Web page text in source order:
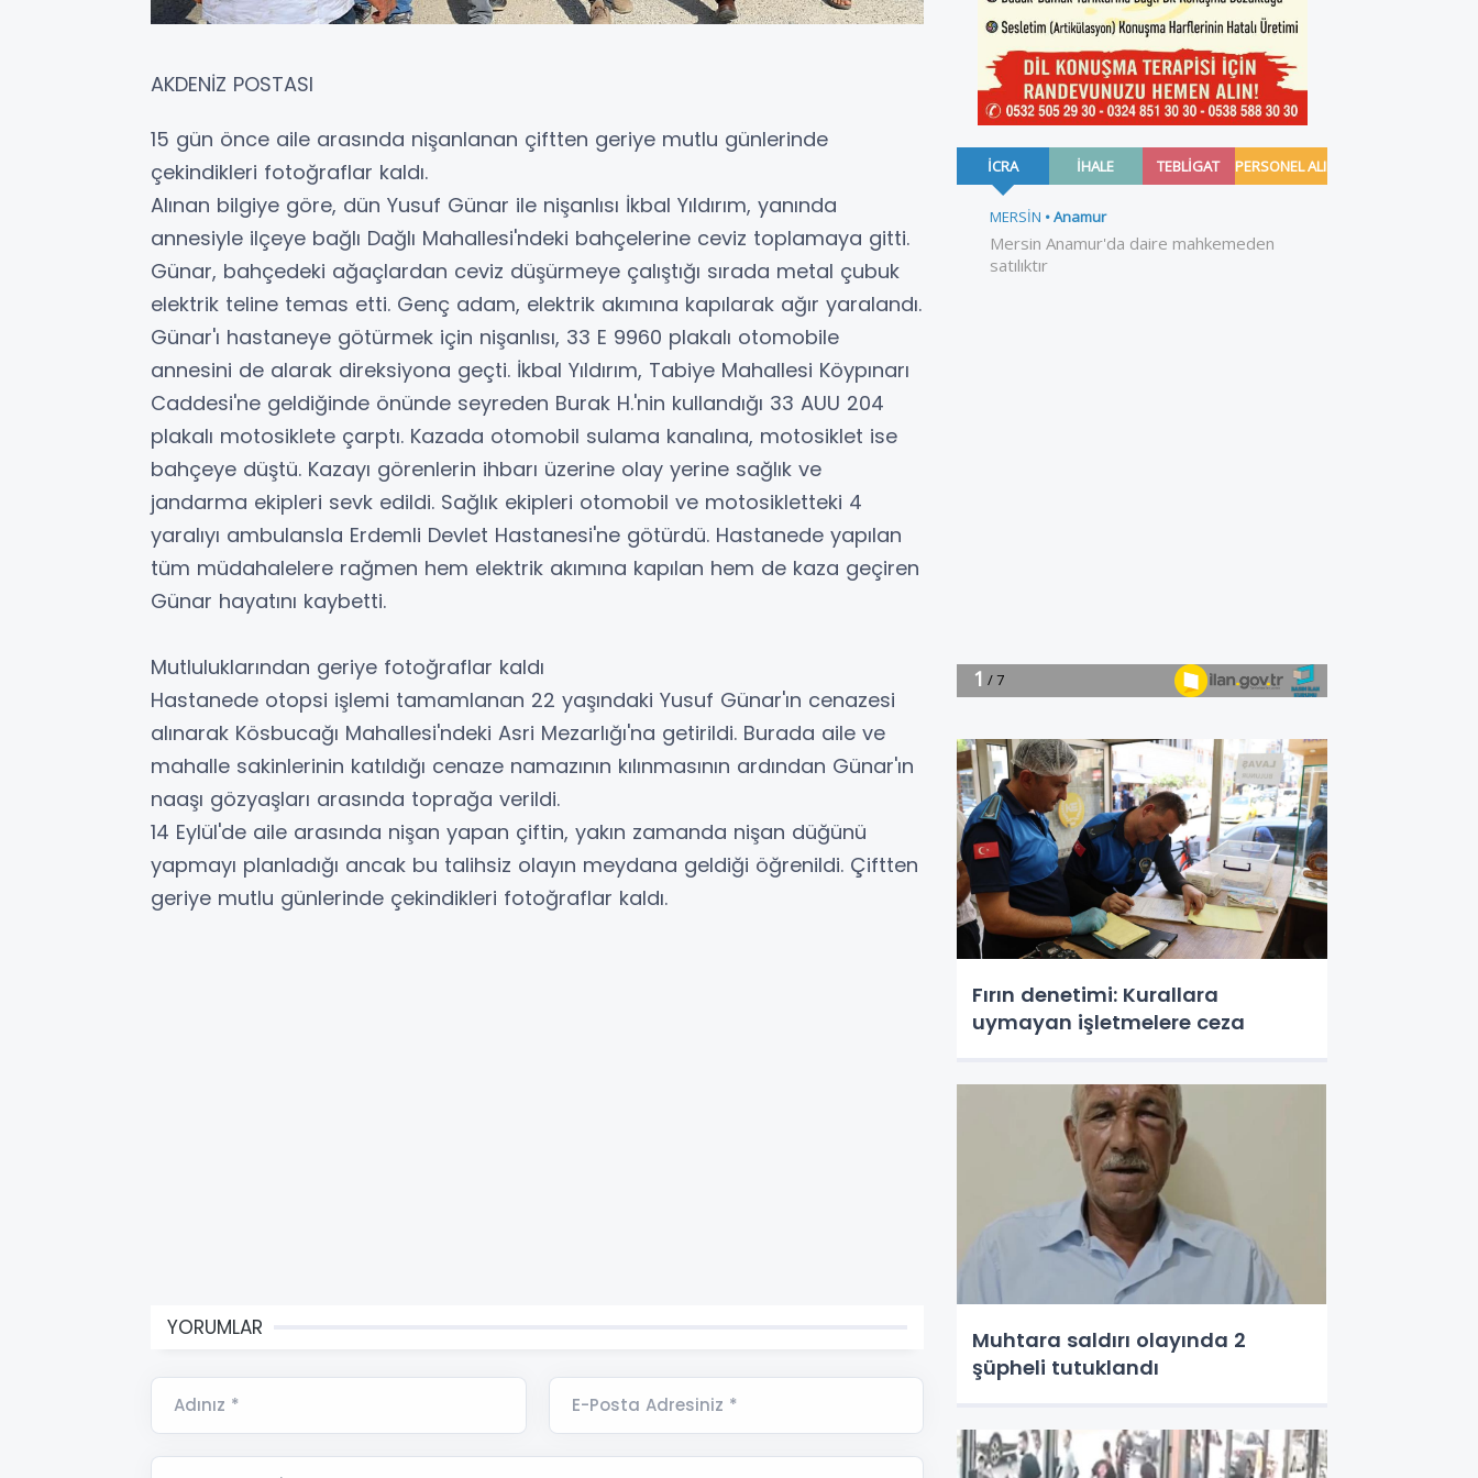
AKDENİZ POSTASI
15 gün önce aile arasında nişanlanan çiftten geriye mutlu günlerinde
çekindikleri fotoğraflar kaldı.
Alınan bilgiye göre, dün Yusuf Günar ile nişanlısı İkbal Yıldırım, yanında
annesiyle ilçeye bağlı Dağlı Mahallesi'ndeki bahçelerine ceviz toplamaya gitti.
Günar, bahçedeki ağaçlardan ceviz düşürmeye çalıştığı sırada metal çubuk
elektrik teline temas etti. Genç adam, elektrik akımına kapılarak ağır yaralandı.
Günar'ı hastaneye götürmek için nişanlısı, 33 E 9960 plakalı otomobile
annesini de alarak direksiyona geçti. İkbal Yıldırım, Tabiye Mahallesi Köypınarı
Caddesi'ne geldiğinde önünde seyreden Burak H.'nin kullandığı 33 AUU 204
plakalı motosiklete çarptı. Kazada otomobil sulama kanalına, motosiklet ise
bahçeye düştü. Kazayı görenlerin ihbarı üzerine olay yerine sağlık ve
jandarma ekipleri sevk edildi. Sağlık ekipleri otomobil ve motosikletteki 4
yaralıyı ambulansla Erdemli Devlet Hastanesi'ne götürdü. Hastanede yapılan
tüm müdahalelere rağmen hem elektrik akımına kapılan hem de kaza geçiren
Günar hayatını kaybetti.
Mutluluklarından geriye fotoğraflar kaldı
Hastanede otopsi işlemi tamamlanan 22 yaşındaki Yusuf Günar'ın cenazesi
alınarak Kösbucağı Mahallesi'ndeki Asri Mezarlığı'na getirildi. Burada aile ve
mahalle sakinlerinin katıldığı cenaze namazının kılınmasının ardından Günar'ın
naaşı gözyaşları arasında toprağa verildi.
14 Eylül'de aile arasında nişan yapan çiftin, yakın zamanda nişan düğünü
yapmayı planladığı ancak bu talihsiz olayın meydana geldiği öğrenildi. Çiftten
geriye mutlu günlerinde çekindikleri fotoğraflar kaldı.
YORUMLAR
Adınız * E-Posta Adresiniz *
Fırın denetimi: Kurallara
uymayan işletmelere ceza
Muhtara saldırı olayında 2
şüpheli tutuklandı